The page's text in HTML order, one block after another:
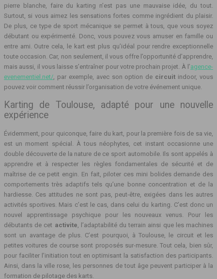
pierre blanche, faire du karting n’est pas une mauvaise idée, du tout.
Surtout, si vous aimez les sensations fortes comme ingrédient du plaisir.
De plus, ce type de sport mécanique se permet à tous, que vous soyez
débutant ou expérimenté. Donc, vous pouvez vous amuser en famille ou
entre ami. Outre cela, le kart est plus qu’idéal pour rendre exceptionnelle
toute occasion. Car, non seulement, il vous offre l’opportunité d’apprendre,
mais aussi, il vous laisse s’entraîner pour votre prochain projet. À l’agence-
evenementiel.net/, par exemple, avec son option de circuit indoor, vous
pouvez voir comment réussir l’organisation de votre événement unique.
Karting de Toulouse, adapté pour une nouvelle
expérience
Évidemment, pour quiconque, faire du kart, pour la première fois de sa vie,
est un moment spécial. À tous néophytes, cet instant occasionne une
double découverte de la nature de ce sport automobile. Ils sont appelés à
apprendre et à respecter les règles fondamentales de sécurité et de
maîtrise de ce petit engin. En fait, piloter ces mini bolides demande des
comportements très adaptifs tels qu’une bonne concentration et de la
hardiesse. Ces attitudes ne sont pas, peut-être, exigées dans les autres
activités sportives. Mais c’est le cas, dans celui du karting. C’est donc un
nouvel apprentissage psychique pour les nouveaux venus. Pour les
débutants de cet activite , l’adaptabilité du terrain ainsi que les machines
sont un avantage de plus. C’est pourquoi, à Toulouse, le circuit et les
petites voitures de course sont proposés sur-mesure. Tout cela, bien sûr,
pour faciliter l’initiation tout en optimisant la satisfaction des participants.
Ainsi, dans la ville rose, les personnes de tout âge peuvent participer à la
formation de pilotage des karts.